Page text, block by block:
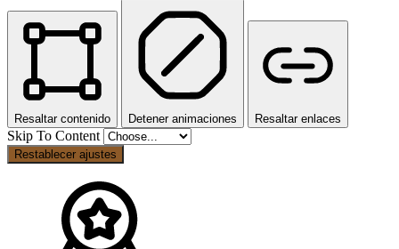
Resaltar contenido Detener animaciones Resaltar enlaces
Skip To Content
Restablecer ajustes